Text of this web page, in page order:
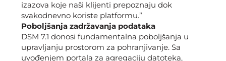
izazova koje naši klijenti prepoznaju dok
svakodnevno koriste platformu.”
Poboljšanja zadržavanja podataka
DSM 7.1 donosi fundamentalna poboljšanja u
upravljanju prostorom za pohranjivanje. Sa
uvođenjem portala za agregaciju datoteka,